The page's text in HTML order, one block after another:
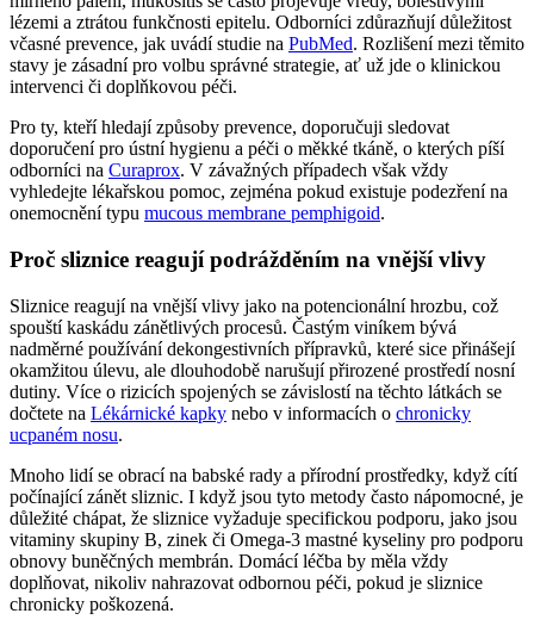
lézemi a ztrátou funkčnosti epitelu. Odborníci zdůrazňují důležitost
včasné prevence, jak uvádí studie na PubMed. Rozlišení mezi těmito
stavy je zásadní pro volbu správné strategie, ať už jde o klinickou
intervenci či doplňkovou péči.
Pro ty, kteří hledají způsoby prevence, doporučuji sledovat
doporučení pro ústní hygienu a péči o měkké tkáně, o kterých píší
odborníci na Curaprox. V závažných případech však vždy
vyhledejte lékařskou pomoc, zejména pokud existuje podezření na
onemocnění typu mucous membrane pemphigoid.
Proč sliznice reagují podrážděním na vnější vlivy
Sliznice reagují na vnější vlivy jako na potencionální hrozbu, což
spouští kaskádu zánětlivých procesů. Častým viníkem bývá
nadměrné používání dekongestivních přípravků, které sice přinášejí
okamžitou úlevu, ale dlouhodobě narušují přirozené prostředí nosní
dutiny. Více o rizicích spojených se závislostí na těchto látkách se
dočtete na Lékárnické kapky nebo v informacích o chronicky
ucpaném nosu.
Mnoho lidí se obrací na babské rady a přírodní prostředky, když cítí
počínající zánět sliznic. I když jsou tyto metody často nápomocné, je
důležité chápat, že sliznice vyžaduje specifickou podporu, jako jsou
vitaminy skupiny B, zinek či Omega-3 mastné kyseliny pro podporu
obnovy buněčných membrán. Domácí léčba by měla vždy
doplňovat, nikoliv nahrazovat odbornou péči, pokud je sliznice
chronicky poškozená.